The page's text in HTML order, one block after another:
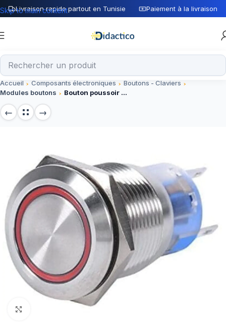
Livraison rapide partout en Tunisie Paiement à la livraison
Skip to main content
Accueil Composants électroniques
Boutons - Claviers
Modules boutons
Bouton poussoir métallique étanche 16 mm 110-220 V avec voyant LED rouge